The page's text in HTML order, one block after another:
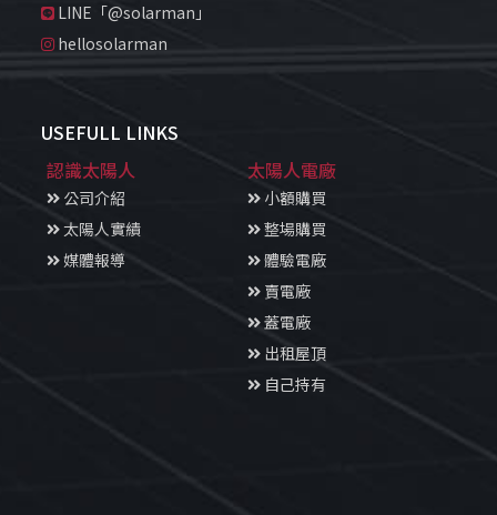
LINE「@solarman」
hellosolarman
USEFULL LINKS
認識太陽人
公司介紹
太陽人實績
媒體報導
太陽人電廠
小額購買
整場購買
體驗電廠
賣電廠
蓋電廠
出租屋頂
自己持有